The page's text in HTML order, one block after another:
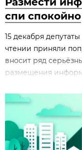
спи спокойно
15 декабря
чтении приняли
вносит ряд
размещения